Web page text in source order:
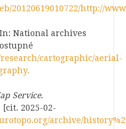
20120619010722/http://
National archives
cartographic/aerial-
Service.
2025-02-
archive/